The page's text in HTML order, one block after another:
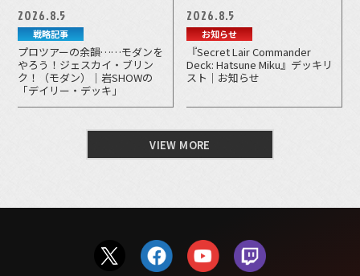
2026.8.5
戦略記事
プロツアーの余韻……モダンを
やろう！ジェスカイ・ブリン
ク！（モダン）｜岩SHOWの
「デイリー・デッキ」
2026.8.5
お知らせ
『Secret Lair Commander
Deck: Hatsune Miku』デッキリ
スト｜お知らせ
VIEW MORE